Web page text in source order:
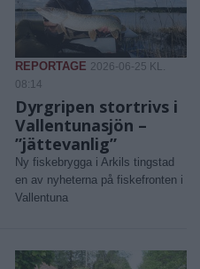
REPORTAGE 2026-06-25 KL.
08:14
Dyrgripen stortrivs i
Vallentunasjön –
”jättevanlig”
Ny fiskebrygga i Arkils tingstad
en av nyheterna på fiskefronten i
Vallentuna